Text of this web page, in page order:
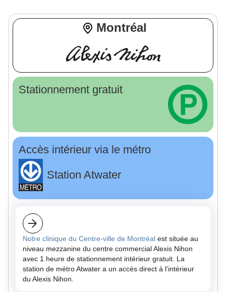
Montréal
Stationnement gratuit
Accès intérieur via le métro
Station Atwater
Notre clinique du Centre-ville de Montréal est située au
niveau mezzanine du centre commercial Alexis Nihon
avec 1 heure de stationnement intérieur gratuit. La
station de métro Atwater a un accès direct à l'intérieur
du Alexis Nihon.